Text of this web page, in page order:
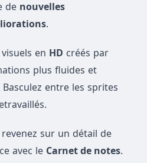
de nouvelles
.
visuels en HD créés par
plus fluides et
entre les sprites
revenez sur un détail de
avec le Carnet de notes.